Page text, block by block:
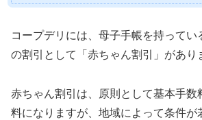
コープデリには、母子手帳を持ってい
の割引として「赤ちゃん割引」があり
赤ちゃん割引は、原則として基本手数
料になりますが、地域によって条件が